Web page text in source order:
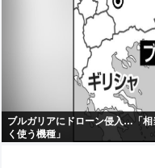
ブルガリアにドローン侵入…「相
く使う機種」